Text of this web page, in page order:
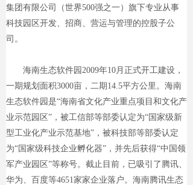
集团有限公司（世界500强之一）旗下专业从事
科技园区开发、招商、营运与管理的控股子公
司。
海南生态软件园2009年10月正式开工建设，
一期规划面积3000亩，二期14.5平方公里。海南
生态软件园是“海南省文化产业重点项目和文化产
业示范园区”，被工信部等部委认定为“国家级新
型工业化产业示范基地”，被科技部等部委认定
为“国家级科技企业孵化器”，并先后获得“中国领
军产业园区”等称号。截止目前，已吸引了腾讯、
华为、百度等4651家家企业落户。海南腾讯生态